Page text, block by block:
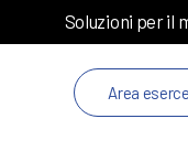
Soluzioni per il
Area